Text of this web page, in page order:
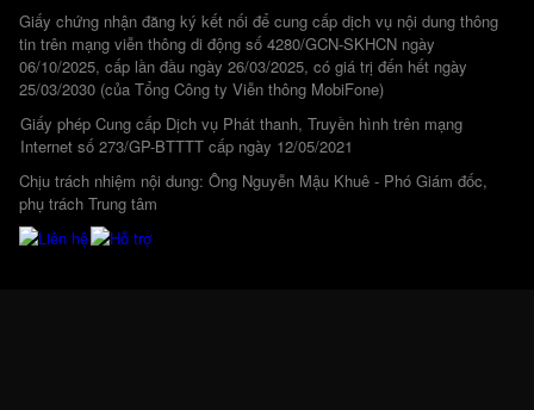
Giấy chứng nhận đăng ký kết nối để cung cấp dịch vụ nội dung thông
tin trên mạng viễn thông di động số 4280/GCN-SKHCN ngày
06/10/2025, cấp lần đầu ngày 26/03/2025, có giá trị đến hết ngày
25/03/2030 (của Tổng Công ty Viễn thông MobiFone)
Giấy phép Cung cấp Dịch vụ Phát thanh, Truyền hình trên mạng
Internet số 273/GP-BTTTT cấp ngày 12/05/2021
Chịu trách nhiệm nội dung: Ông Nguyễn Mậu Khuê - Phó Giám đốc,
phụ trách Trung tâm